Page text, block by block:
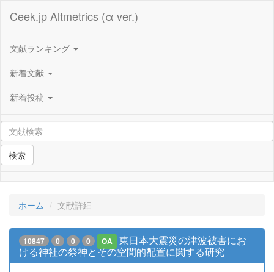
Ceek.jp Altmetrics (α ver.)
文献ランキング
新着文献
新着投稿
検索
ホーム 文献詳細
10847 0 0 0 OA
東日本大震災の津波被害にお
ける神社の祭神とその空間的配置に関する研究